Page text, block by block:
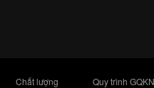
Chất lượng Quy trình GQKN